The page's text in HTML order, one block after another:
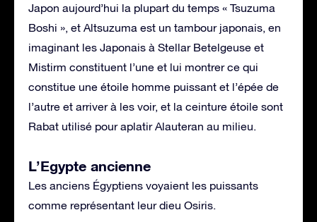
Japon aujourd’hui la plupart du temps « Tsuzuma
Boshi », et Altsuzuma est un tambour japonais, en
imaginant les Japonais à Stellar Betelgeuse et
Mistirm constituent l’une et lui montrer ce qui
constitue une étoile homme puissant et l’épée de
l’autre et arriver à les voir, et la ceinture étoile sont
Rabat utilisé pour aplatir Alauteran au milieu.
L’Egypte ancienne
Les anciens Égyptiens voyaient les puissants
comme représentant leur dieu Osiris.